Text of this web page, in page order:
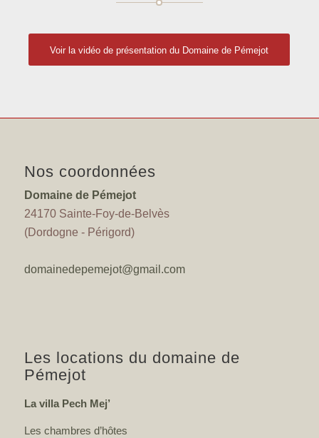
Voir la vidéo de présentation du Domaine de Pémejot
Nos coordonnées
Domaine de Pémejot
24170 Sainte-Foy-de-Belvès
(Dordogne - Périgord)
domainedepemejot@gmail.com
Les locations du domaine de
Pémejot
La villa Pech Mej’
Les chambres d’hôtes